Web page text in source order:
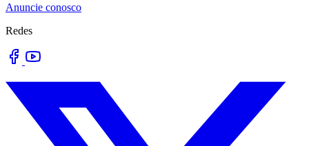
Anuncie conosco
Redes